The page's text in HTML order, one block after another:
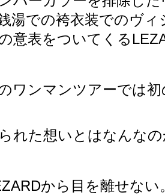
湯での袴衣装でのヴ
意表をついてくる
ワンマンツアーでは
れた想いとはなんな
から目を離せない